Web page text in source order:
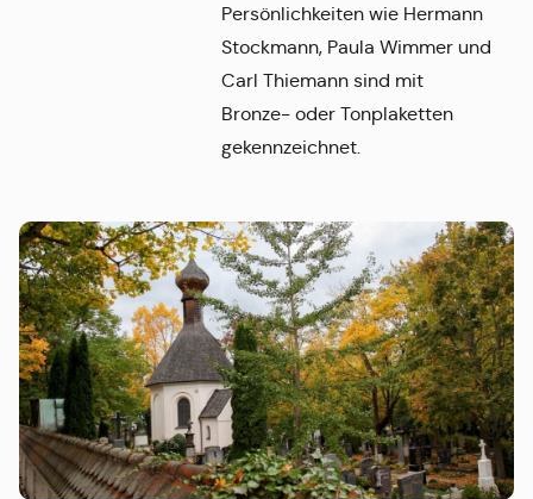
Persönlichkeiten wie Hermann
Stockmann, Paula Wimmer und
Carl Thiemann sind mit
Bronze- oder Tonplaketten
gekennzeichnet.